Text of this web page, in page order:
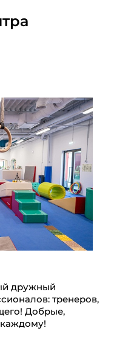
дружный
тренеров,
Добрые,